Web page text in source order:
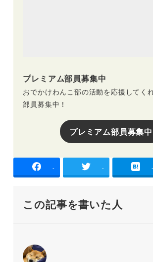
プレミアム部員募集中
おでかけわんこ部の活動を応援してく
部員募集中！
プレミアム部員募集中
- - -
この記事を書いた人